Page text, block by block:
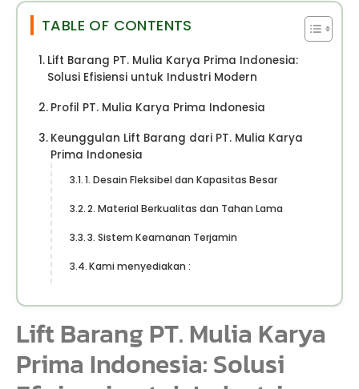
TABLE OF CONTENTS
Lift Barang PT. Mulia Karya Prima Indonesia:
Solusi Efisiensi untuk Industri Modern
Profil PT. Mulia Karya Prima Indonesia
Keunggulan Lift Barang dari PT. Mulia Karya
Prima Indonesia
1. Desain Fleksibel dan Kapasitas Besar
2. Material Berkualitas dan Tahan Lama
3. Sistem Keamanan Terjamin
Kami menyediakan :
Lift Barang PT. Mulia Karya
Prima Indonesia: Solusi